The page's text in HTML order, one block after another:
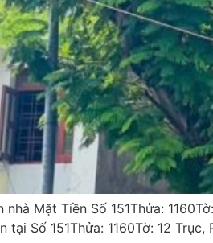
nhà Mặt Tiền Số 151Thửa:
tại Số 151Thửa: 1160Tờ: 12